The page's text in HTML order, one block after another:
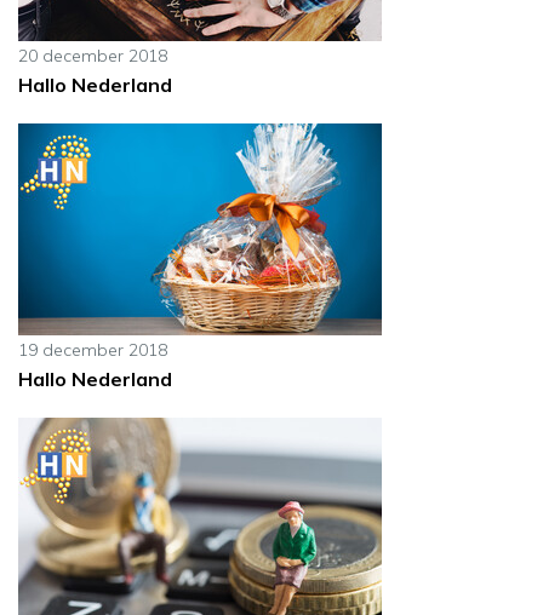
20 december 2018
Hallo Nederland
19 december 2018
Hallo Nederland